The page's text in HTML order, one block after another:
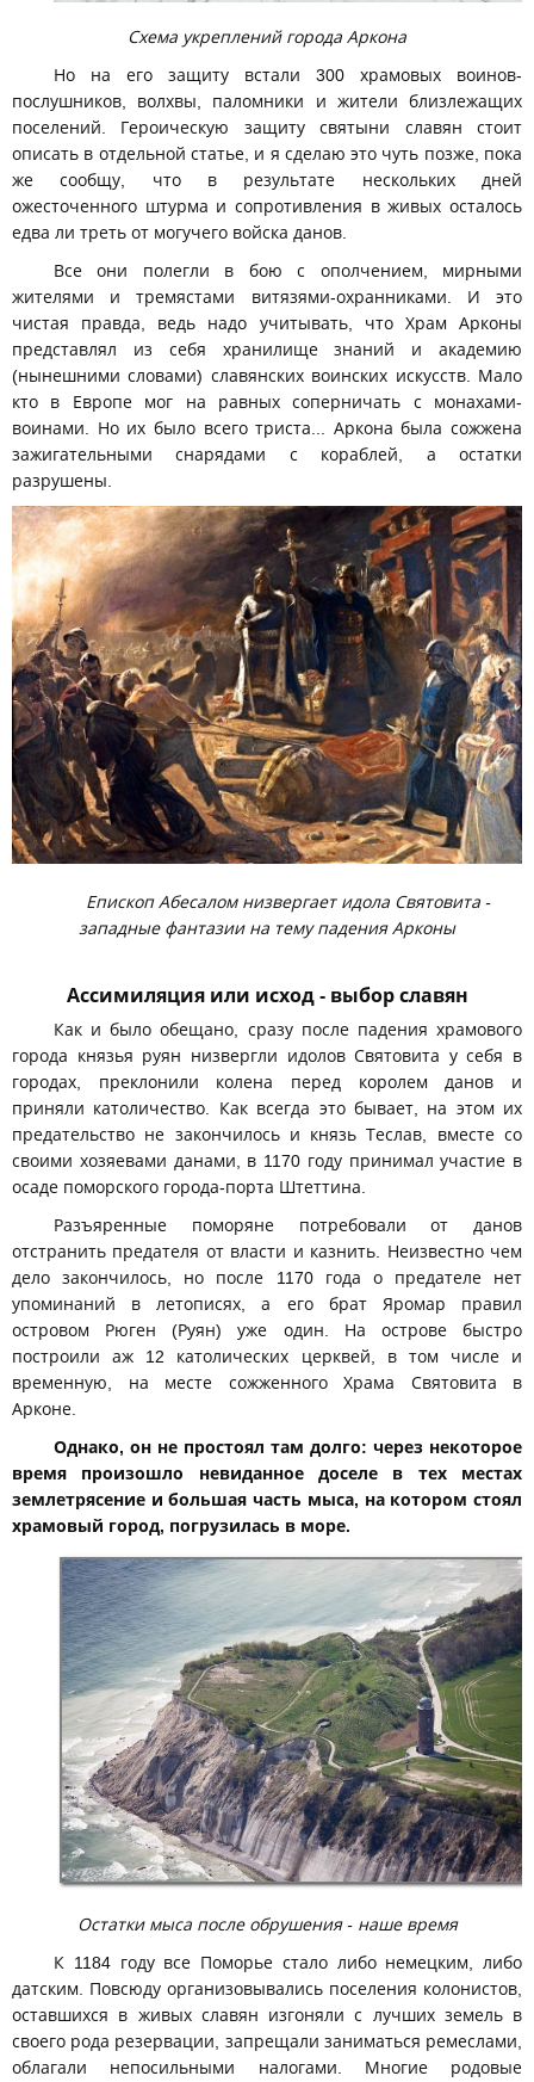
Схема укреплений города Аркона
Но на его защиту встали 300 храмовых воинов-
послушников, волхвы, паломники и жители близлежащих
поселений. Героическую защиту святыни славян стоит
описать в отдельной статье, и я сделаю это чуть позже, пока
же сообщу, что в результате нескольких дней
ожесточенного штурма и сопротивления в живых осталось
едва ли треть от могучего войска данов.
Все они полегли в бою с ополчением, мирными
жителями и тремястами витязями-охранниками. И это
чистая правда, ведь надо учитывать, что Храм Арконы
представлял из себя хранилище знаний и академию
(нынешними словами) славянских воинских искусств. Мало
кто в Европе мог на равных соперничать с монахами-
воинами. Но их было всего триста... Аркона была сожжена
зажигательными снарядами с кораблей, а остатки
разрушены.
Епископ Абесалом низвергает идола Святовита -
западные фантазии на тему падения Арконы
Ассимиляция или исход - выбор славян
Как и было обещано, сразу после падения храмового
города князья руян низвергли идолов Святовита у себя в
городах, преклонили колена перед королем данов и
приняли католичество. Как всегда это бывает, на этом их
предательство не закончилось и князь Теслав, вместе со
своими хозяевами данами, в 1170 году принимал участие в
осаде поморского города-порта Штеттина.
Разъяренные поморяне потребовали от данов
отстранить предателя от власти и казнить. Неизвестно чем
дело закончилось, но после 1170 года о предателе нет
упоминаний в летописях, а его брат Яромар правил
островом Рюген (Руян) уже один. На острове быстро
построили аж 12 католических церквей, в том числе и
временную, на месте сожженного Храма Святовита в
Арконе.
Однако, он не простоял там долго: через некоторое
время произошло невиданное доселе в тех местах
землетрясение и большая часть мыса, на котором стоял
храмовый город, погрузилась в море.
Остатки мыса после обрушения - наше время
К 1184 году все Поморье стало либо немецким, либо
датским. Повсюду организовывались поселения колонистов,
оставшихся в живых славян изгоняли с лучших земель в
своего рода резервации, запрещали заниматься ремеслами,
облагали непосильными налогами. Многие родовые